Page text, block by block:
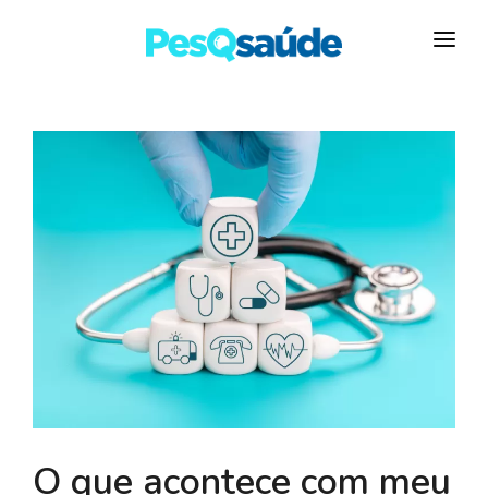
PLANOS DE SAÚDE
BLOG
O que acontece com meu